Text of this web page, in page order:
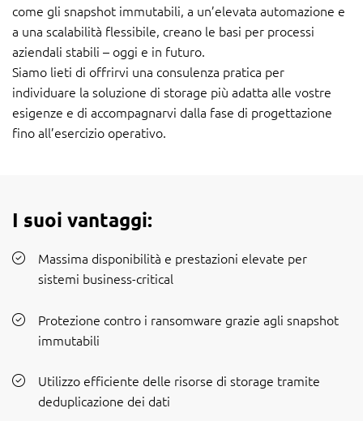
come gli snapshot immutabili, a un’elevata automazione e
a una scalabilità flessibile, creano le basi per processi
aziendali stabili – oggi e in futuro.
Siamo lieti di offrirvi una consulenza pratica per
individuare la soluzione di storage più adatta alle vostre
esigenze e di accompagnarvi dalla fase di progettazione
fino all’esercizio operativo.
I suoi vantaggi:
Massima disponibilità e prestazioni elevate per
sistemi business-critical
Protezione contro i ransomware grazie agli snapshot
immutabili
Utilizzo efficiente delle risorse di storage tramite
deduplicazione dei dati